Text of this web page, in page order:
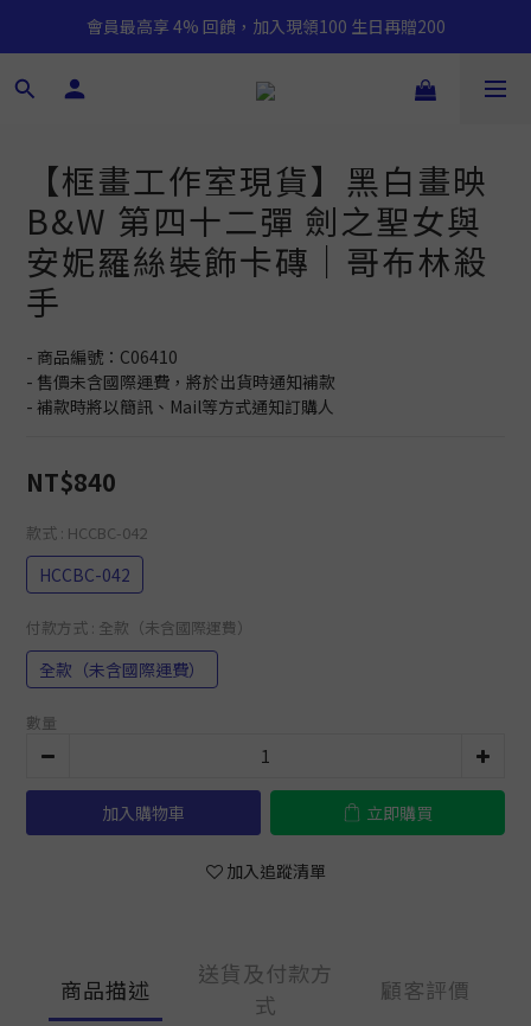
會員最高享 4% 回饋，加入現領100 生日再贈200
【框畫工作室現貨】黑白畫映
B&W 第四十二彈 劍之聖女與
安妮羅絲裝飾卡磚｜哥布林殺
手
- 商品編號：C06410
- 售價未含國際運費，將於出貨時通知補款
- 補款時將以簡訊、Mail等方式通知訂購人
NT$840
款式 : HCCBC-042
HCCBC-042
付款方式 : 全款（未含國際運費）
全款（未含國際運費）
數量
加入購物車 立即購買
加入追蹤清單
商品描述
送貨及付款方
式
顧客評價